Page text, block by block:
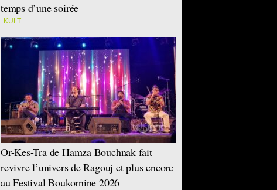
temps d’une soirée
KULT
Or-Kes-Tra de Hamza Bouchnak fait
revivre l’univers de Ragouj et plus encore
au Festival Boukornine 2026